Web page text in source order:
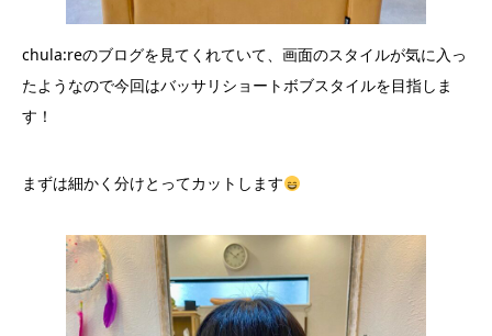
chula:reのブログを見てくれていて、画面のスタイルが気に入っ
たようなので今回はバッサリショートボブスタイルを目指しま
す！
まずは細かく分けとってカットします